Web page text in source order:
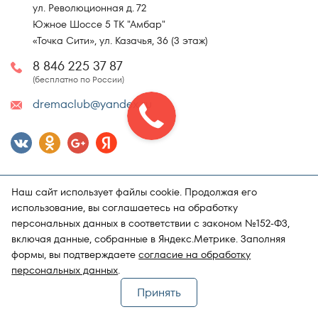
ул. Революционная д. 72
Южное Шоссе 5 ТК "Амбар"
«Точка Сити», ул. Казачья, 36 (3 этаж)
8 846 225 37 87
(бесплатно по России)
dremaclub@yandex.ru
Магазин матрасов "DRёMA" Поддержка и продвижение сайта
Карта сайта Политика конфиденциальности
Наш сайт использует файлы cookie. Продолжая его
использование, вы соглашаетесь на обработку
персональных данных в соответствии с законом №152-ФЗ,
включая данные, собранные в Яндекс.Метрике. Заполняя
формы, вы подтверждаетесогласие на обработку
персональных данных.
Принять